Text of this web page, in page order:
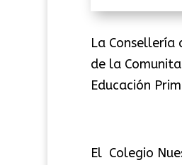
La Consellería
de la
Educación
El Colegio